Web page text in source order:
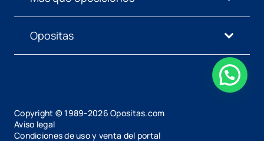
Opositas
Copyright © 1989-2026 Opositas.com
Aviso legal
Condiciones de uso y venta del portal